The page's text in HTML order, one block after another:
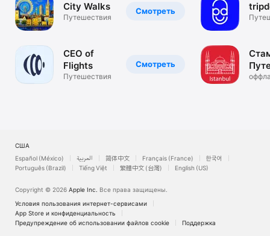
Смотреть
City Walks
Путешествия
Смотреть
CEO of
Flights
Путешествия
США
Español (México)
العربية 简体中文 Français (France)
한국어
Português (Brazil)
Tiếng Việt 繁體中文 (台灣) English (US)
Copyright © 2026 Apple Inc.
Все права защищены.
Условия пользования интернет-сервисами
App Store и конфи­денциальность
Предупреждение об использовании файлов cookie
Поддержка